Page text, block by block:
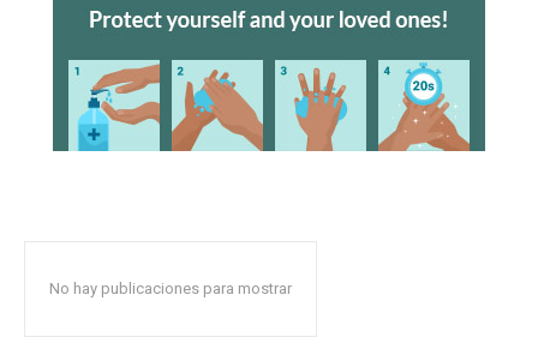
No hay publicaciones para mostrar